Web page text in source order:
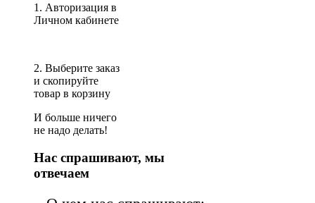
1. Авторизация в
Личном кабинете
2. Выберите заказ
и скопируйте
товар в корзину
И больше ничего
не надо делать!
Нас спрашивают, мы
отвечаем